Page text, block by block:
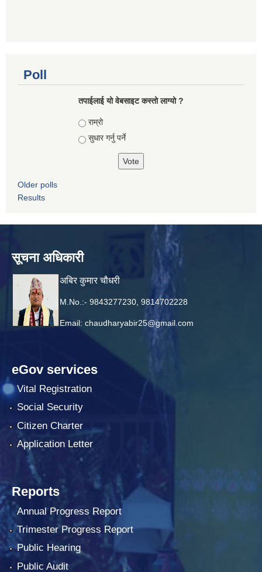
Poll
तपाई‌लाई यो वेबसाइट कस्तो लाग्यो ?
Choices
राम्रो
सुधार गर्नु पर्ने
Older polls
Results
सूचना अधिकारी
अबिर कुमार चौधरी
M.No.:- 9843277230, 9814702228
Email: chaudharyabir25@gmail.com
eGov services
Vital Registration
Social Security
Citizen Charter
Application Letter
Reports
Annual Progress Report
Trimester Progress Report
Public Hearing
Public Audit